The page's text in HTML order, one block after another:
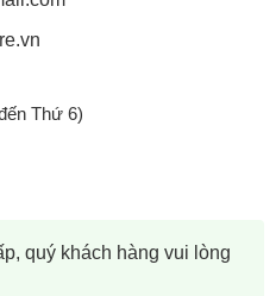
Thứ 6)
quý khách hàng vui lòng